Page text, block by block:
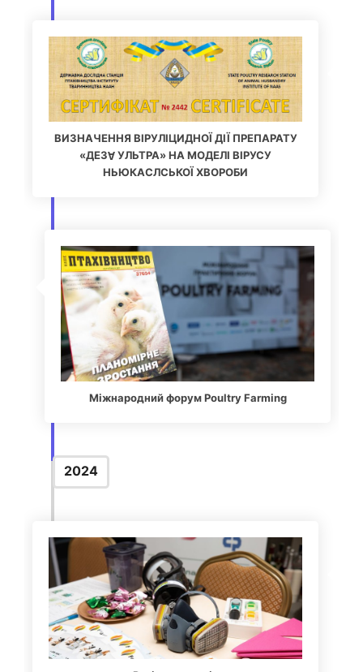
ВИЗНАЧЕННЯ ВІРУЛІЦИДНОЇ ДІЇ ПРЕПАРАТУ
«ДЕЗⱯ УЛЬТРА» НА МОДЕЛІ ВІРУСУ
НЬЮКАСЛСЬКОЇ ХВОРОБИ
Міжнародний форум Poultry Farming
2024